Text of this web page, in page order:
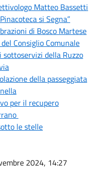
Matteo Bassetti
si Segna”
di Bosco Martese
Consiglio Comunale
della Ruzzo
della passeggiata
per il recupero
le stelle
2024, 14:27